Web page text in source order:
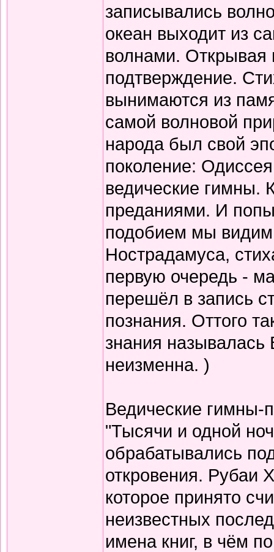
записывались
океан выходит из
волнами. Открывая
подтверждение.
вынимаются из
самой волновой
народа был свой
поколение:
ведические гимны.
преданиями. И
подобием мы видим
Нострадамуса,
первую очередь -
перешёл в запись
познания. Оттого
знания
неизменна. )
Ведические гимны-
"Тысячи и одной
обрабатывались
откровения. Рубаи
которое принято
неизвестных
имена книг, в чём